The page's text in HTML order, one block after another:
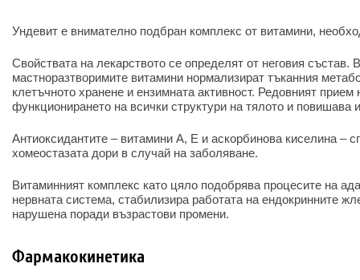
Ундевит е внимателно подбран комплекс от витамини,
Свойствата на лекарството се определят от неговия състав.
мастноразтворимите витамини нормализират тъканния
клетъчното хранене и ензимната активност. Редовният прием
функционирането на всички структури на тялото и повишава
Антиоксидантите – витамини А, Е и аскорбинова киселина –
хомеостазата дори в случай на заболяване.
Витаминният комплекс като цяло подобрява процесите на
нервната система, стабилизира работата на ендокринните
нарушена поради възрастови промени.
Фармакокинетика